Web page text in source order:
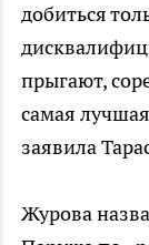
добиться
прыгают,
самая
заявила
Журова